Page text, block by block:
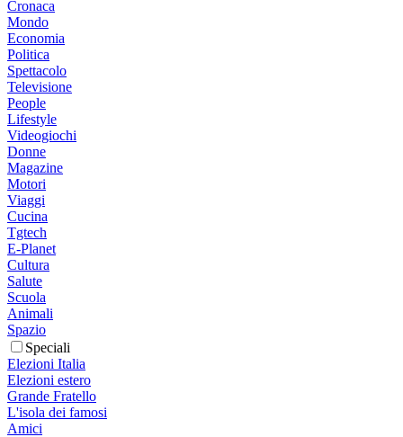
Cronaca
Mondo
Economia
Politica
Spettacolo
Televisione
People
Lifestyle
Videogiochi
Donne
Magazine
Motori
Viaggi
Cucina
Tgtech
E-Planet
Cultura
Salute
Scuola
Animali
Spazio
Speciali
Elezioni Italia
Elezioni estero
Grande Fratello
L'isola dei famosi
Amici